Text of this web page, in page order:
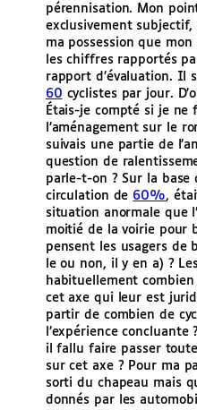
pérennisation. Mon
exclusivement subjectif,
ma possession que
les chiffres rapportés
rapport d’évaluation. Il
60 cyclistes par jour.
Étais-je compté si je ne
l’aménagement sur le
suivais une partie de
question de
parle-t-on ? Sur la base
circulation de 60%,
situation anormale que
moitié de la voirie pour
pensent les usagers de
le ou non, il y en a) ?
habituellement
cet axe qui leur est
partir de combien de
l’expérience
il fallu faire passer
sur cet axe ? Pour ma
sorti du chapeau mais
donnés par les